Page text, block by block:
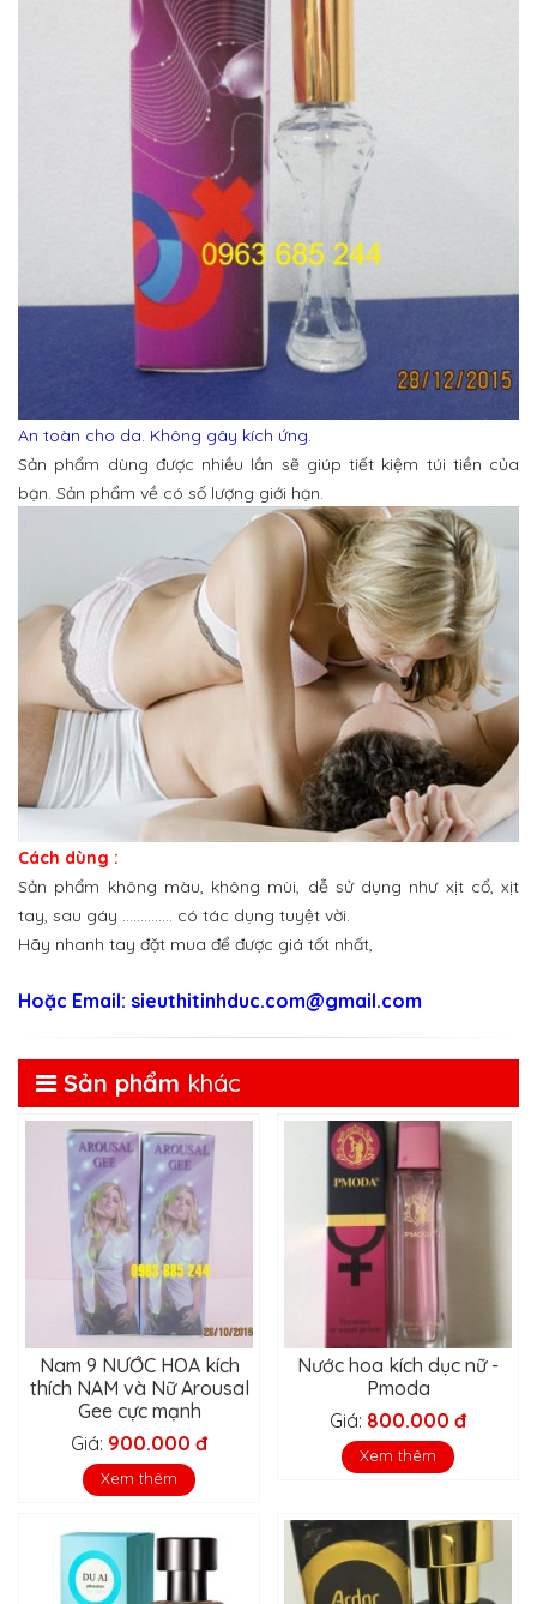
An toàn cho da. Không gây kích ứng.
Sản phẩm dùng được nhiều lần sẽ giúp tiết kiệm túi tiền của
bạn. Sản phẩm về có số lượng giới hạn.
Cách dùng :
Sản phẩm không màu, không mùi, dễ sử dụng như xịt cổ, xịt
tay, sau gáy .............. có tác dụng tuyệt vời.
Hãy nhanh tay đặt mua để được giá tốt nhất,
Hoặc Email: sieuthitinhduc.com@gmail.com
Sản phẩm khác
Nam 9 NƯỚC HOA kích
thích NAM và Nữ Arousal
Gee cực mạnh
Giá: 900.000 đ
Xem thêm
Nước hoa kích dục nữ -
Pmoda
Giá: 800.000 đ
Xem thêm